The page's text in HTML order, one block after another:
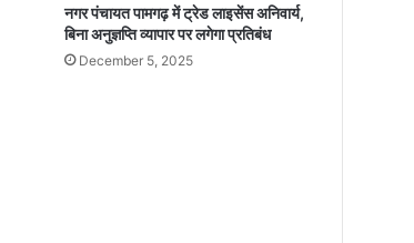
नगर पंचायत पामगढ़ में ट्रेड लाइसेंस अनिवार्य,
बिना अनुज्ञप्ति व्यापार पर लगेगा प्रतिबंध
December 5, 2025